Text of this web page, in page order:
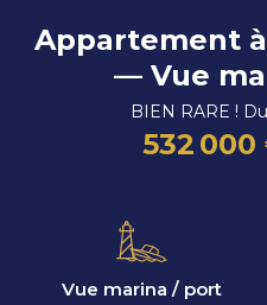
Appartement
— Vue
BIEN RARE !
532 000
Vue marina / port